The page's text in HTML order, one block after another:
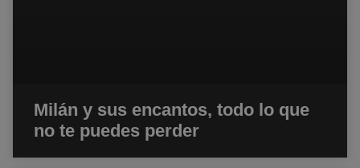
Milán y sus encantos, todo lo que
no te puedes perder